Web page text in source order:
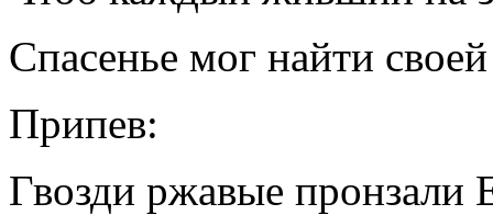
Спасенье мог найти
Припев:
Гвозди ржавые пронзали